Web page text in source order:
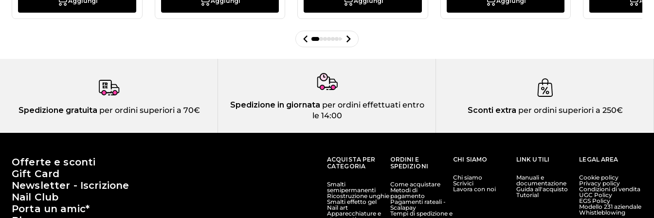
Spedizione gratuita per ordini superiori a 70€
Spedizione in giornata per ordini effettuati entro
le 14:00
Sconti extra per ordini superiori a 250€
Il mondo di Passione Beauty
Offerte e sconti
Gift Card
Newsletter - Iscrizione
Nail Club
Porta un amic*
ACQUISTA PER
CATEGORIA
Smalti
semipermanenti
Ricostruzione unghie
Smalti effetto gel
Nail art
Apparecchiature e
ORDINI E
SPEDIZIONI
Come acquistare
Metodi di
pagamento
Pagamenti rateali -
Scalapay
Tempi di spedizione e
CHI SIAMO
Chi siamo
Scrivici
Lavora con noi
LINK UTILI
Manuali e
documentazione
Guida all'acquisto
Tutorial
LEGAL AREA
Cookie policy
Privacy policy
Condizioni di vendita
UGC Policy
EGS Policy
Modello 231 aziendale
Whistleblowing